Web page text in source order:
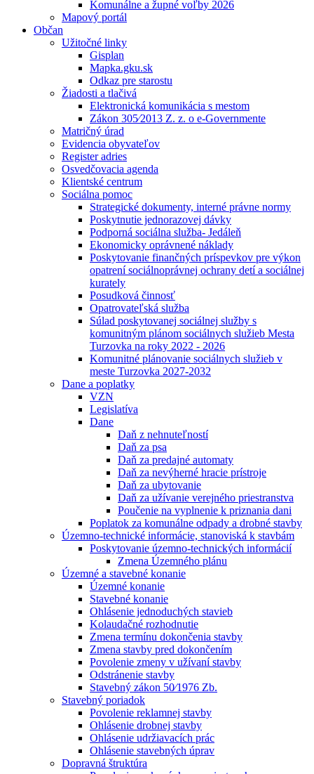
Komunálne a župné voľby 2026
Mapový portál
Občan
Užitočné linky
Gisplan
Mapka.gku.sk
Odkaz pre starostu
Žiadosti a tlačivá
Elektronická komunikácia s mestom
Zákon 305⁄2013 Z. z. o e-Governmente
Matričný úrad
Evidencia obyvateľov
Register adries
Osvedčovacia agenda
Klientské centrum
Sociálna pomoc
Strategické dokumenty, interné právne normy
Poskytnutie jednorazovej dávky
Podporná sociálna služba- Jedáleň
Ekonomicky oprávnené náklady
Poskytovanie finančných príspevkov pre výkon
opatrení sociálnoprávnej ochrany detí a sociálnej
kurately
Posudková činnosť
Opatrovateľská služba
Súlad poskytovanej sociálnej služby s
komunitným plánom sociálnych služieb Mesta
Turzovka na roky 2022 - 2026
Komunitné plánovanie sociálnych služieb v
meste Turzovka 2027-2032
Dane a poplatky
VZN
Legislatíva
Dane
Daň z nehnuteľností
Daň za psa
Daň za predajné automaty
Daň za nevýherné hracie prístroje
Daň za ubytovanie
Daň za užívanie verejného priestranstva
Poučenie na vyplnenie k priznania dani
Poplatok za komunálne odpady a drobné stavby
Územno-technické informácie, stanoviská k stavbám
Poskytovanie územno-technických informácií
Zmena Územného plánu
Územné a stavebné konanie
Územné konanie
Stavebné konanie
Ohlásenie jednoduchých stavieb
Kolaudačné rozhodnutie
Zmena termínu dokončenia stavby
Zmena stavby pred dokončením
Povolenie zmeny v užívaní stavby
Odstránenie stavby
Stavebný zákon 50⁄1976 Zb.
Stavebný poriadok
Povolenie reklamnej stavby
Ohlásenie drobnej stavby
Ohlásenie udržiavacích prác
Ohlásenie stavebných úprav
Dopravná štruktúra